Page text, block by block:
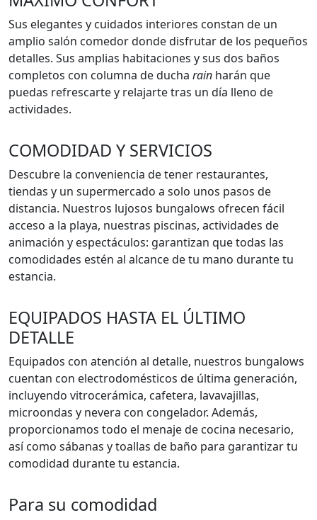
Sus elegantes y cuidados interiores constan de un
amplio salón comedor donde disfrutar de los pequeños
detalles. Sus amplias habitaciones y sus dos baños
completos con columna de ducha rain harán que
puedas refrescarte y relajarte tras un día lleno de
actividades.
COMODIDAD Y SERVICIOS
Descubre la conveniencia de tener restaurantes,
tiendas y un supermercado a solo unos pasos de
distancia. Nuestros lujosos bungalows ofrecen fácil
acceso a la playa, nuestras piscinas, actividades de
animación y espectáculos: garantizan que todas las
comodidades estén al alcance de tu mano durante tu
estancia.
EQUIPADOS HASTA EL ÚLTIMO
DETALLE
Equipados con atención al detalle, nuestros bungalows
cuentan con electrodomésticos de última generación,
incluyendo vitrocerámica, cafetera, lavavajillas,
microondas y nevera con congelador. Además,
proporcionamos todo el menaje de cocina necesario,
así como sábanas y toallas de baño para garantizar tu
comodidad durante tu estancia.
Para su comodidad